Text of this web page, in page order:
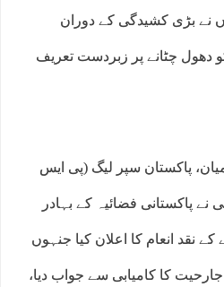
نے بڑی کشیدگی کے دوران
دھول چٹانے پر زبردست تعریف
پاکستان سپر لیگ (پی ایس
نے پاکستانی فضائیہ کے بہادر
50 ملین روپے کے نقد انعام کا اعلان کیا جنہوں
کا کامیابی سے جواب دیا،